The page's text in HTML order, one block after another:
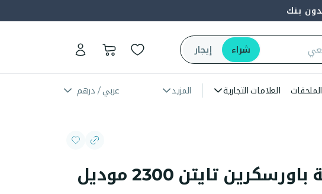
شراء إيجار
الملحقات العلامات التجارية المزيد عربي / درهم
معدة غربلة باورسكرين تايتن 2300 موديل